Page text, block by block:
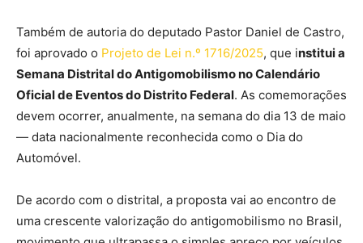
Também de autoria do deputado Pastor Daniel de Castro,
foi aprovado o Projeto de Lei n.º 1716/2025, que institui a
Semana Distrital do Antigomobilismo no Calendário
Oficial de Eventos do Distrito Federal. As comemorações
devem ocorrer, anualmente, na semana do dia 13 de maio
— data nacionalmente reconhecida como o Dia do
Automóvel.
De acordo com o distrital, a proposta vai ao encontro de
uma crescente valorização do antigomobilismo no Brasil,